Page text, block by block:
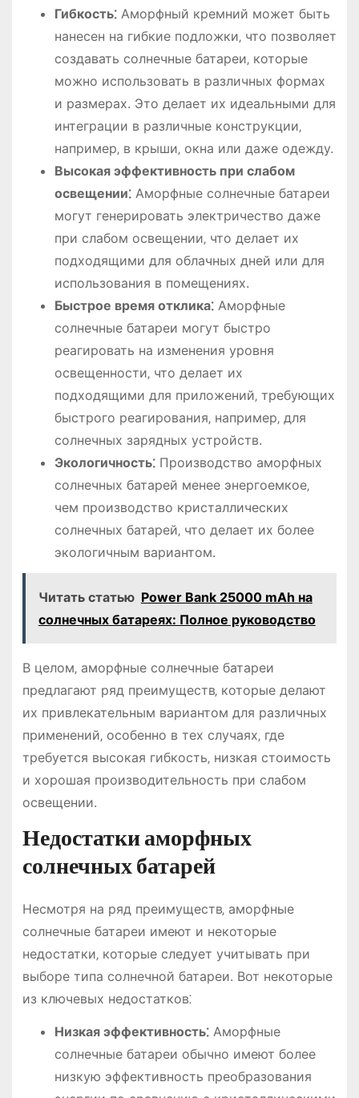
Гибкость⁚Аморфный кремний может быть
нанесен на гибкие подложки‚ что позволяет
создавать солнечные батареи‚ которые
можно использовать в различных формах
и размерах. Это делает их идеальными для
интеграции в различные конструкции‚
например‚ в крыши‚ окна или даже одежду.
Высокая эффективность при слабом
освещении⁚Аморфные солнечные батареи
могут генерировать электричество даже
при слабом освещении‚ что делает их
подходящими для облачных дней или для
использования в помещениях.
Быстрое время отклика⁚Аморфные
солнечные батареи могут быстро
реагировать на изменения уровня
освещенности‚ что делает их
подходящими для приложений‚ требующих
быстрого реагирования‚ например‚ для
солнечных зарядных устройств.
Экологичность⁚Производство аморфных
солнечных батарей менее энергоемкое‚
чем производство кристаллических
солнечных батарей‚ что делает их более
экологичным вариантом.
Читать статью Power Bank 25000 mAh на
солнечных батареях: Полное руководство
В целом‚ аморфные солнечные батареи
предлагают ряд преимуществ‚ которые делают
их привлекательным вариантом для различных
применений‚ особенно в тех случаях‚ где
требуется высокая гибкость‚ низкая стоимость
и хорошая производительность при слабом
освещении.
Недостатки аморфных
солнечных батарей
Несмотря на ряд преимуществ‚ аморфные
солнечные батареи имеют и некоторые
недостатки‚ которые следует учитывать при
выборе типа солнечной батареи. Вот некоторые
из ключевых недостатков⁚
Низкая эффективность⁚Аморфные
солнечные батареи обычно имеют более
низкую эффективность преобразования